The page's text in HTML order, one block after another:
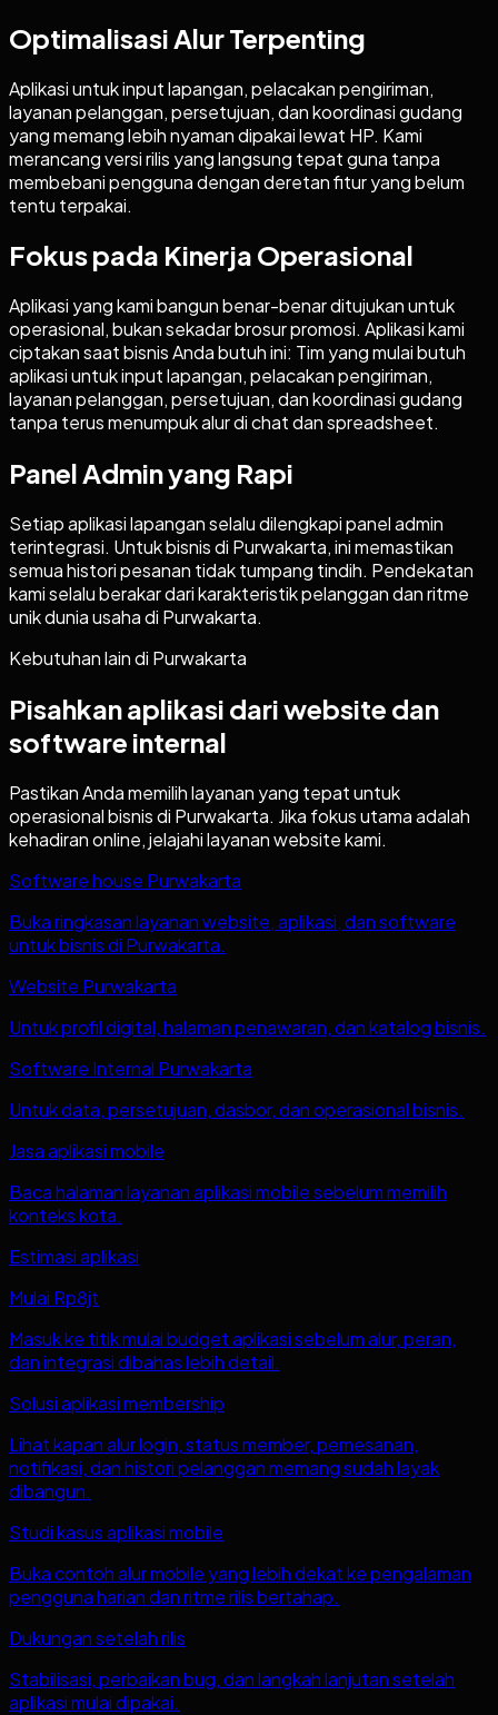
Optimalisasi Alur Terpenting
Aplikasi untuk input lapangan, pelacakan pengiriman,
layanan pelanggan, persetujuan, dan koordinasi gudang
yang memang lebih nyaman dipakai lewat HP. Kami
merancang versi rilis yang langsung tepat guna tanpa
membebani pengguna dengan deretan fitur yang belum
tentu terpakai.
Fokus pada Kinerja Operasional
Aplikasi yang kami bangun benar-benar ditujukan untuk
operasional, bukan sekadar brosur promosi. Aplikasi kami
ciptakan saat bisnis Anda butuh ini: Tim yang mulai butuh
aplikasi untuk input lapangan, pelacakan pengiriman,
layanan pelanggan, persetujuan, dan koordinasi gudang
tanpa terus menumpuk alur di chat dan spreadsheet.
Panel Admin yang Rapi
Setiap aplikasi lapangan selalu dilengkapi panel admin
terintegrasi. Untuk bisnis di Purwakarta, ini memastikan
semua histori pesanan tidak tumpang tindih. Pendekatan
kami selalu berakar dari karakteristik pelanggan dan ritme
unik dunia usaha di Purwakarta.
Kebutuhan lain di Purwakarta
Pisahkan aplikasi dari website dan
software internal
Pastikan Anda memilih layanan yang tepat untuk
operasional bisnis di Purwakarta. Jika fokus utama adalah
kehadiran online, jelajahi layanan website kami.
Software house Purwakarta
Buka ringkasan layanan website, aplikasi, dan software
untuk bisnis di Purwakarta.
Website Purwakarta
Untuk profil digital, halaman penawaran, dan katalog bisnis.
Software Internal Purwakarta
Untuk data, persetujuan, dasbor, dan operasional bisnis.
Jasa aplikasi mobile
Baca halaman layanan aplikasi mobile sebelum memilih
konteks kota.
Estimasi aplikasi
Mulai Rp8jt
Masuk ke titik mulai budget aplikasi sebelum alur, peran,
dan integrasi dibahas lebih detail.
Solusi aplikasi membership
Lihat kapan alur login, status member, pemesanan,
notifikasi, dan histori pelanggan memang sudah layak
dibangun.
Studi kasus aplikasi mobile
Buka contoh alur mobile yang lebih dekat ke pengalaman
pengguna harian dan ritme rilis bertahap.
Dukungan setelah rilis
Stabilisasi, perbaikan bug, dan langkah lanjutan setelah
aplikasi mulai dipakai.